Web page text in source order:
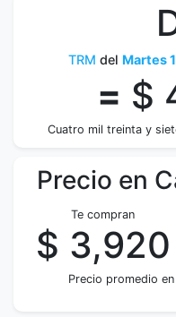
TRM del Martes
= $
Cuatro mil treinta y
Precio en
Te compran
$ 3,920
Precio promedio